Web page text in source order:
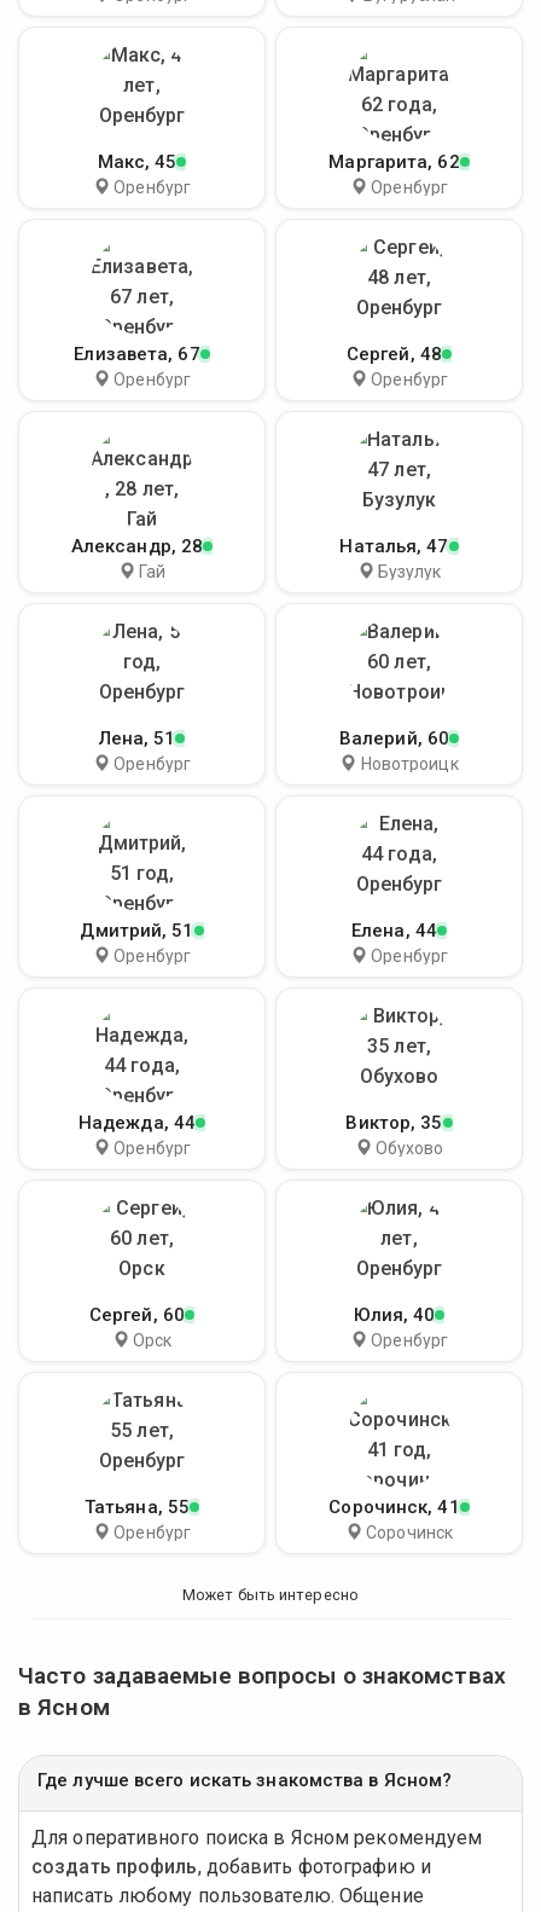
Макс, 45
Оренбург
Маргарита, 62
Оренбург
Елизавета, 67
Оренбург
Сергей, 48
Оренбург
Александр, 28
Гай
Наталья, 47
Бузулук
Лена, 51
Оренбург
Валерий, 60
Новотроицк
Дмитрий, 51
Оренбург
Елена, 44
Оренбург
Надежда, 44
Оренбург
Виктор, 35
Обухово
Сергей, 60
Орск
Юлия, 40
Оренбург
Татьяна, 55
Оренбург
Сорочинск, 41
Сорочинск
Может быть интересно
Часто задаваемые вопросы о знакомствах
в Ясном
Где лучше всего искать знакомства в Ясном?
Для оперативного поиска в Ясном рекомендуем
создать профиль, добавить фотографию и
написать любому пользователю. Общение